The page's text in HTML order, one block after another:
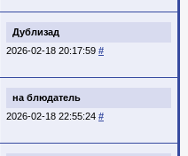
Дублизад
2026-02-18 20:17:59 #
на блюдатель
2026-02-18 22:55:24 #